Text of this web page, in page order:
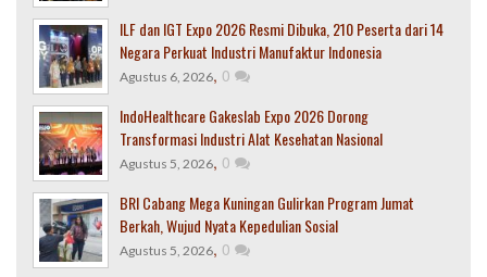
ILF dan IGT Expo 2026 Resmi Dibuka, 210 Peserta dari 14
Negara Perkuat Industri Manufaktur Indonesia
Agustus 6, 2026, 0
IndoHealthcare Gakeslab Expo 2026 Dorong
Transformasi Industri Alat Kesehatan Nasional
Agustus 5, 2026, 0
BRI Cabang Mega Kuningan Gulirkan Program Jumat
Berkah, Wujud Nyata Kepedulian Sosial
Agustus 5, 2026, 0